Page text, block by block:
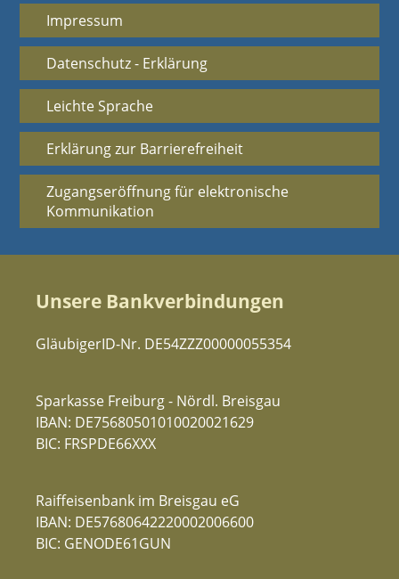
Impressum
Datenschutz - Erklärung
Leichte Sprache
Erklärung zur Barrierefreiheit
Zugangseröffnung für elektronische
Kommunikation
Unsere Bankverbindungen
GläubigerID-Nr. DE54ZZZ00000055354
Sparkasse Freiburg - Nördl. Breisgau
IBAN: DE75680501010020021629
BIC: FRSPDE66XXX
Raiffeisenbank im Breisgau eG
IBAN: DE57680642220002006600
BIC: GENODE61GUN